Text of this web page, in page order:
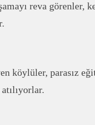
reva görenler,
köylüler, parasız